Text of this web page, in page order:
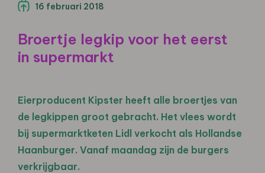
16 februari 2018
Broertje legkip voor het eerst
in supermarkt
Eierproducent Kipster heeft alle broertjes van
de legkippen groot gebracht. Het vlees wordt
bij supermarktketen Lidl verkocht als Hollandse
Haanburger. Vanaf maandag zijn de burgers
verkrijgbaar.